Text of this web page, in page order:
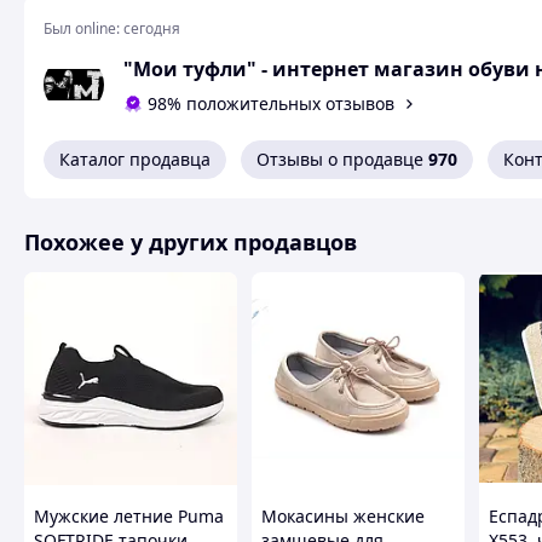
Размеры в
Соответствие
размер 36 -
размер 37 - 24
Возможная
При оформлении заказа необходимый
Вам понравилась
Позвоните 067-9272731 / 050-9336271
Вам
Или задайте интересующие Вас
Все товары
Был online:сегодня
"Мои туфли" - интернет магазин обуви
98% положительных отзывов
Каталог продавца Отзывы о продавце 970
Похожее у других продавцов
Мужские летние Puma
Мокасины женские